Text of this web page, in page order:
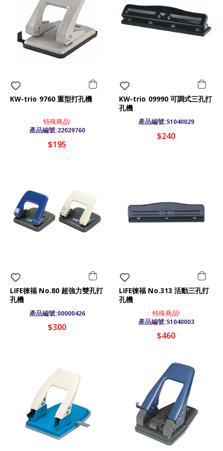
KW-trio 9760 重型打孔機
特殊商品!
產品編號:22029760
$195
KW-trio 09990 可調式三孔打
孔機
產品編號:51040029
$240
LIFE徠福 No.80 超強力雙孔打
孔機
產品編號:00000426
$300
LIFE徠福 No.313 活動三孔打
孔機
特殊商品!
產品編號:51040003
$460